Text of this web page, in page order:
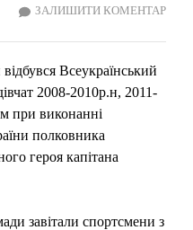
ЗАЛИШИТИ КОМЕНТАРON
Всеукраїнський
2008-2010р.н, 2011-
при виконанні
полковника
героя капітана
завітали спортсмени з